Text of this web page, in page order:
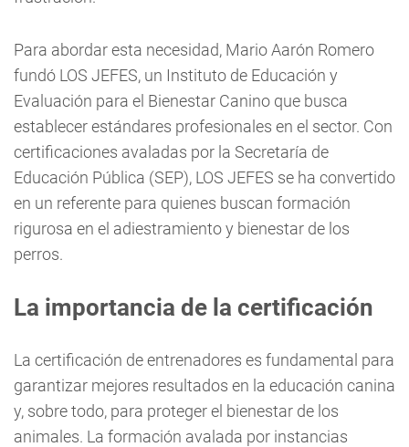
Para abordar esta necesidad, Mario Aarón Romero
fundó LOS JEFES, un Instituto de Educación y
Evaluación para el Bienestar Canino que busca
establecer estándares profesionales en el sector. Con
certificaciones avaladas por la Secretaría de
Educación Pública (SEP), LOS JEFES se ha convertido
en un referente para quienes buscan formación
rigurosa en el adiestramiento y bienestar de los
perros.
La importancia de la certificación
La certificación de entrenadores es fundamental para
garantizar mejores resultados en la educación canina
y, sobre todo, para proteger el bienestar de los
animales. La formación avalada por instancias